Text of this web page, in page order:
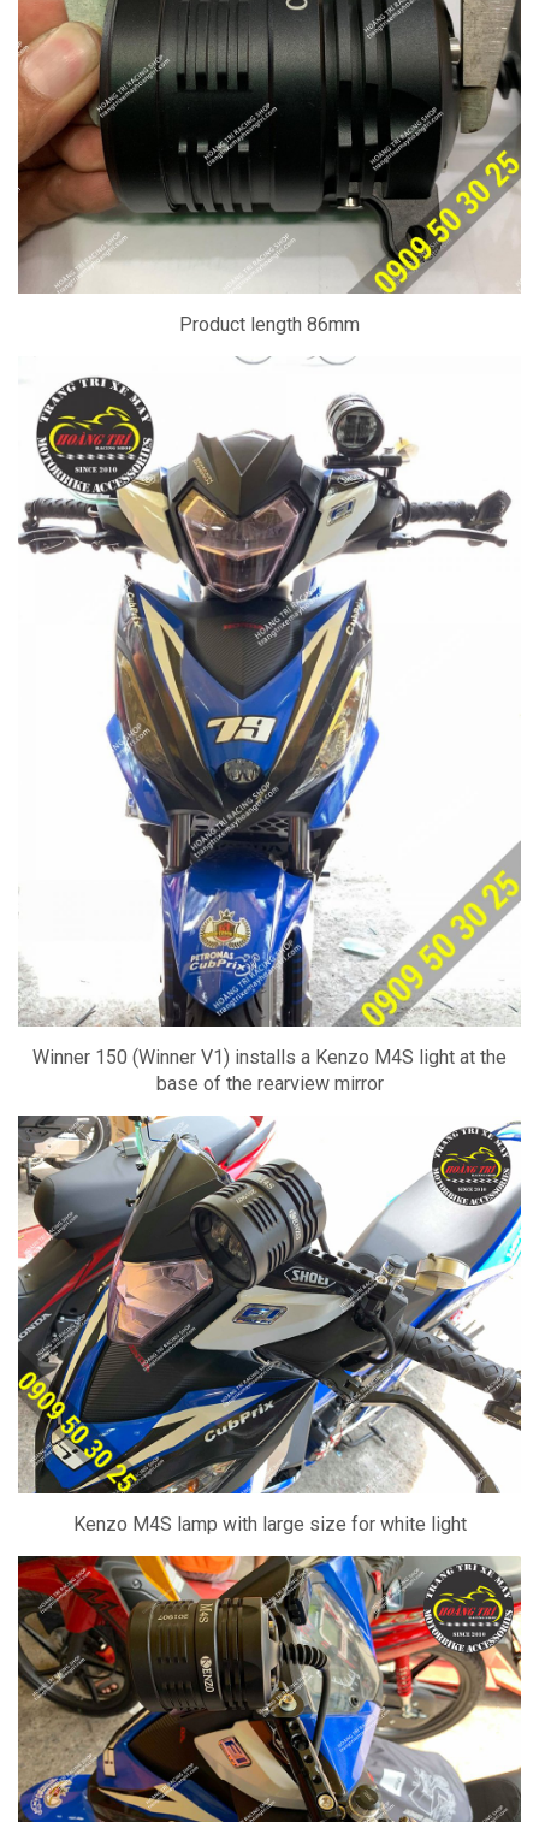
Product length 86mm
Winner 150 (Winner V1) installs a Kenzo M4S light at the
base of the rearview mirror
Kenzo M4S lamp with large size for white light